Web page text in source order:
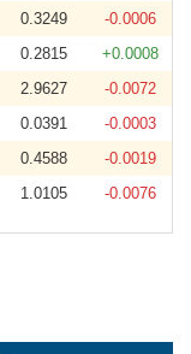
0.3249
-0.0006
0.2815
+0.0008
2.9627
-0.0072
0.0391
-0.0003
0.4588
-0.0019
1.0105 -0.0076